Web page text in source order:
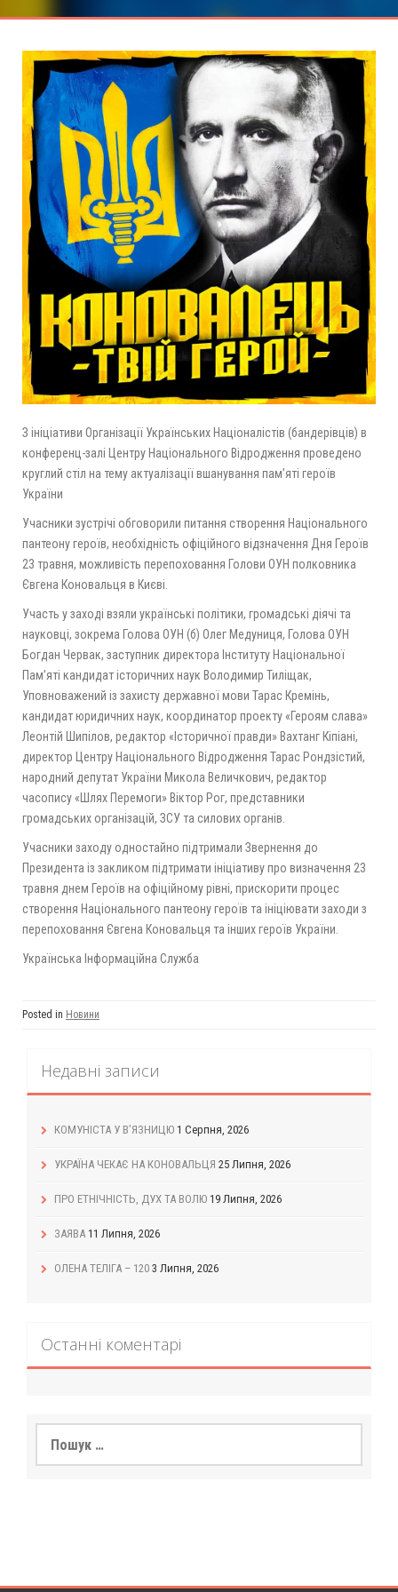
З ініціативи Організації Українських Націоналістів (бандерівців) в
конференц-залі Центру Національного Відродження проведено
круглий стіл на тему актуалізації вшанування пам’яті героїв
України
Учасники зустрічі обговорили питання створення Національного
пантеону героїв, необхідність офіційного відзначення Дня Героїв
23 травня, можливість перепоховання Голови ОУН полковника
Євгена Коновальця в Києві.
Участь у заході взяли українські політики, громадські діячі та
науковці, зокрема Голова ОУН (б) Олег Медуниця, Голова ОУН
Богдан Червак, заступник директора Інституту Національної
Пам’яті кандидат історичних наук Володимир Тиліщак,
Уповноважений із захисту державної мови Тарас Кремінь,
кандидат юридичних наук, координатор проекту «Героям слава»
Леонтій Шипілов, редактор «Історичної правди» Вахтанг Кіпіані,
директор Центру Національного Відродження Тарас Рондзістий,
народний депутат України Микола Величкович, редактор
часопису «Шлях Перемоги» Віктор Рог, представники
громадських організацій, ЗСУ та силових органів.
Учасники заходу одностайно підтримали Звернення до
Президента із закликом підтримати ініціативу про визначення 23
травня днем Героїв на офіційному рівні, прискорити процес
створення Національного пантеону героїв та ініціювати заходи з
перепоховання Євгена Коновальця та інших героїв України.
Українська Інформаційна Служба
Posted in Новини
Недавні записи
КОМУНІСТА У В’ЯЗНИЦЮ 1 Серпня, 2026
УКРАЇНА ЧЕКАЄ НА КОНОВАЛЬЦЯ 25 Липня, 2026
ПРО ЕТНІЧНІСТЬ, ДУХ ТА ВОЛЮ 19 Липня, 2026
ЗАЯВА 11 Липня, 2026
ОЛЕНА ТЕЛІГА – 120 3 Липня, 2026
Останні коментарі